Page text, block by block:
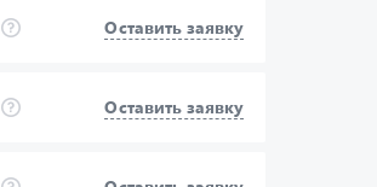
Оставить заявку
Оставить заявку